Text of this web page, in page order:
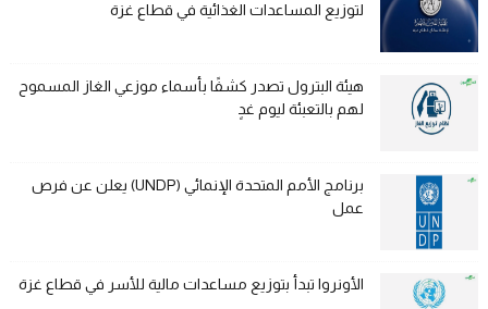
لتوزيع المساعدات الغذائية في قطاع غزة
هيئة البترول تصدر كشفًا بأسماء موزعي الغاز المسموح
لهم بالتعبئة ليوم غدٍ
برنامج الأمم المتحدة الإنمائي (UNDP) يعلن عن فرص
عمل
الأونروا تبدأ بتوزيع مساعدات مالية للأسر في قطاع غزة